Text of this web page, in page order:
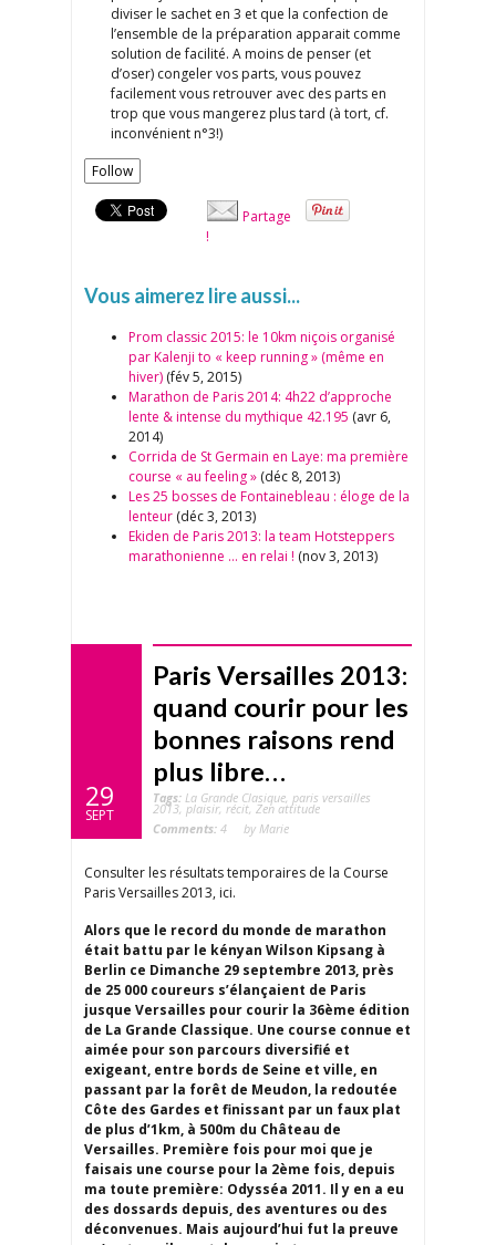
diviser le sachet en 3 et que la confection de
l’ensemble de la préparation apparait comme
solution de facilité. A moins de penser (et
d’oser) congeler vos parts, vous pouvez
facilement vous retrouver avec des parts en
trop que vous mangerez plus tard (à tort, cf.
inconvénient n°3!)
Follow
Partage
!
Vous aimerez lire aussi...
Prom classic 2015: le 10km niçois organisé
par Kalenji to « keep running » (même en
hiver) (fév 5, 2015)
Marathon de Paris 2014: 4h22 d’approche
lente & intense du mythique 42.195 (avr 6,
2014)
Corrida de St Germain en Laye: ma première
course « au feeling » (déc 8, 2013)
Les 25 bosses de Fontainebleau : éloge de la
lenteur (déc 3, 2013)
Ekiden de Paris 2013: la team Hotsteppers
marathonienne … en relai ! (nov 3, 2013)
29
SEPT
Paris Versailles 2013:
quand courir pour les
bonnes raisons rend
plus libre…
Tags: La Grande Clasique paris versailles
2013,plaisir,récit ,Zen attitude
Comments: 4 by Marie
Consulter les résultats temporaires de la Course
Paris Versailles 2013, ici.
Alors que le record du monde de marathon
était battu par le kényan Wilson Kipsang à
Berlin ce Dimanche 29 septembre 2013, près
de 25 000 coureurs s’élançaient de Paris
jusque Versailles pour courir la 36ème édition
de La Grande Classique. Une course connue et
aimée pour son parcours diversifié et
exigeant, entre bords de Seine et ville, en
passant par la forêt de Meudon, la redoutée
Côte des Gardes et finissant par un faux plat
de plus d’1km, à 500m du Château de
Versailles. Première fois pour moi que je
faisais une course pour la 2ème fois, depuis
ma toute première: Odysséa 2011. Il y en a eu
des dossards depuis, des aventures ou des
déconvenues. Mais aujourd’hui fut la preuve